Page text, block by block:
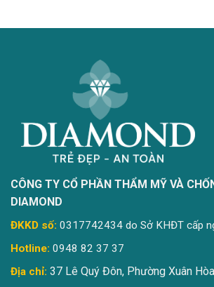
CÔNG TY CỔ PHẦN THẨM MỸ VÀ
DIAMOND
ĐKKD số: 0317742434 do Sở KHĐT cấp
Hotline: 0948 82 37 37
Địa chỉ: 37 Lê Quý Đôn, Phường Xuân